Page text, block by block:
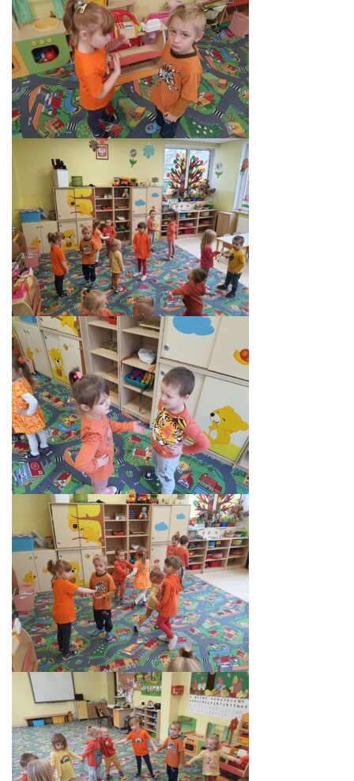
RADOŚĆ – ZABAWA – NAUKA
NASZA KONCEPCJA
ROCZNY PLAN PRACY
KORZYSTANIE Z TIK
PROGRAMY
UROCZYSTOŚCI
OSIĄGNIĘCIA
KONKURSY
NASI PRZYJACIELE
KĄCIK DLA RODZICÓW
AKTUALNOŚCI
PORADY DLA RODZICÓW
REKRUTACJA
DOKUMENTY DO POBRANIA
OBIADY
ANKIETY
COVID – 19